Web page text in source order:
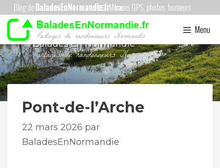
Aller
au
contenu
Menu
Menu
Balades En Normandie
Pont-de-l’Arche
22 mars 2026 par
BaladesEnNormandie